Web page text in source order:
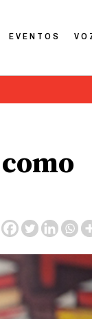
EVENTOS